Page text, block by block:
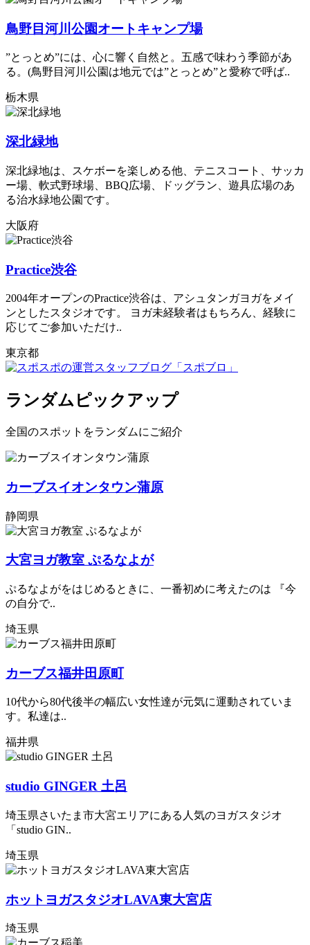
鳥野目河川公園オートキャンプ場
”とっとめ”には、心に響く自然と。五感で味わう季節があ
る。(鳥野目河川公園は地元では”とっとめ”と愛称で呼ば..
栃木県
深北緑地
深北緑地は、スケボーを楽しめる他、テニスコート、サッカ
ー場、軟式野球場、BBQ広場、ドッグラン、遊具広場のあ
る治水緑地公園です。
大阪府
Practice渋谷
2004年オープンのPractice渋谷は、アシュタンガヨガをメイ
ンとしたスタジオです。 ヨガ未経験者はもちろん、経験に
応じてご参加いただけ..
東京都
ランダムピックアップ
全国のスポットをランダムにご紹介
カーブスイオンタウン蒲原
静岡県
大宮ヨガ教室 ぷるなよが
ぷるなよがをはじめるときに、一番初めに考えたのは 『今
の自分で..
埼玉県
カーブス福井田原町
10代から80代後半の幅広い女性達が元気に運動されていま
す。私達は..
福井県
studio GINGER 土呂
埼玉県さいたま市大宮エリアにある人気のヨガスタジオ
「studio GIN..
埼玉県
ホットヨガスタジオLAVA東大宮店
埼玉県